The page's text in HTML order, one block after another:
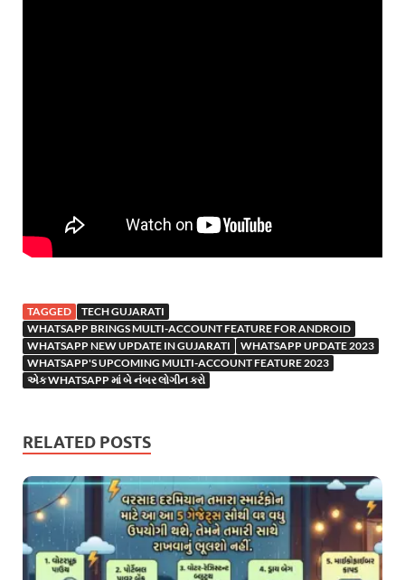
TAGGED
TECH GUJARATI
WHATSAPP BRINGS MULTI-ACCOUNT FEATURE FOR ANDROID
WHATSAPP NEW UPDATE IN GUJARATI
WHATSAPP UPDATE 2023
WHATSAPP'S UPCOMING MULTI-ACCOUNT FEATURE 2023
એક WHATSAPP માં બે નંબર લોગીન કરો
RELATED POSTS